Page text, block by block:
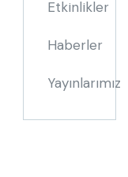
Etkinlikler
Haberler
Yayınlarımız